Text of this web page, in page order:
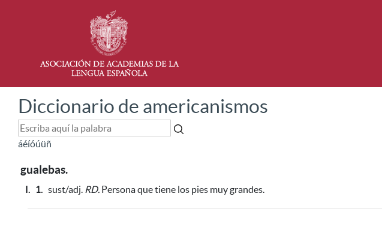
Diccionario de americanismos
áéíóúüñ
gualebas.
I. 1. sust/adj. RD. Persona que tiene los pies muy grandes.